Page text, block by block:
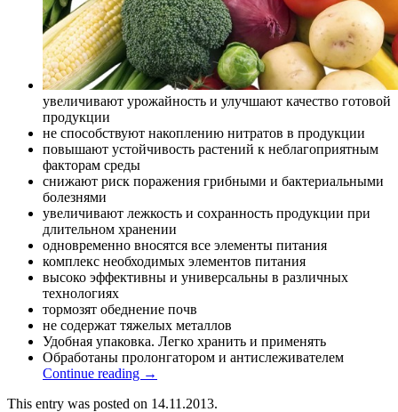
увеличивают урожайность и улучшают качество готовой
продукции
не способствуют накоплению нитратов в продукции
повышают устойчивость растений к неблагоприятным
факторам среды
снижают риск поражения грибными и бактериальными
болезнями
увеличивают лежкость и сохранность продукции при
длительном хранении
одновременно вносятся все элементы питания
комплекс необходимых элементов питания
высоко эффективны и универсальны в различных
технологиях
тормозят обеднение почв
не содержат тяжелых металлов
Удобная упаковка. Легко хранить и применять
Обработаны пролонгатором и антислеживателем
Continue reading →
This entry was posted on 14.11.2013.